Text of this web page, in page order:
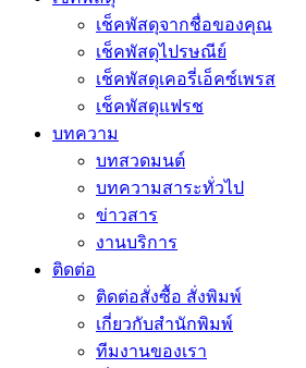
เช็คพัสดุจากชื่อของคุณ
เช็คพัสดุไปรษณีย์
เช็คพัสดุเคอรี่เอ็คซ์เพรส
เช็คพัสดุแฟรช
บทความ
บทสวดมนต์
บทความสาระทั่วไป
ข่าวสาร
งานบริการ
ติดต่อ
ติดต่อสั่งซื้อ สั่งพิมพ์
เกี่ยวกับสำนักพิมพ์
ทีมงานของเรา